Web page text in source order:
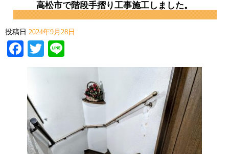
高松市で階段手摺り工事施工しました。
投稿日 2024年9月28日
Facebook
Twitter